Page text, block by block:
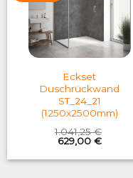
Eckset
Duschrückwand
ST_24_21
(1250x2500mm)
1.041,25€
Original
price
was:
629,00 €Current
is: